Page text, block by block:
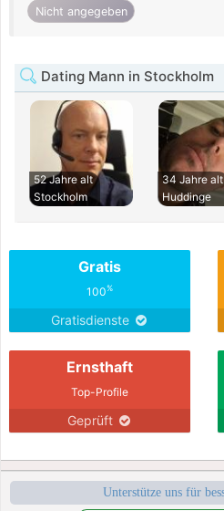
Nicht angegeben
Dating Mann in Stockholm
52 Jahre alt
Stockholm
34 Jahre alt
Huddinge
Gratis
100%
Gratisdienste
Ernsthaft
Top-Profile
Geprüft
Unterstütze uns für